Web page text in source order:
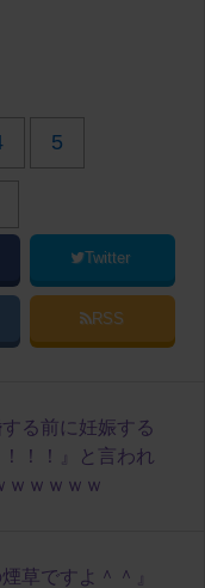
5
Twitter
RSS
る前に妊娠する
！！』と言われ
ｗｗｗｗ
草ですよ＾＾』